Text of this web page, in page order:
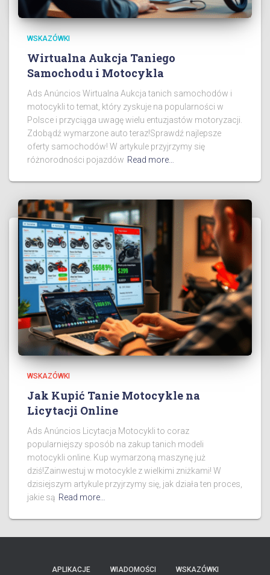
WSKAZÓWKI
Wirtualna Aukcja Taniego
Samochodu i Motocykla
Ads Anúncios Wirtualna Aukcja tanich samochodów i
motocykli to temat, który zyskuje na popularności w
Polsce i przyciąga uwagę wielu entuzjastów motoryzacji.
Zdobądź wymarzone auto teraz!Sprawdź najlepsze
oferty samochodów! W artykule przyjrzymy się
różnorodności pojazdów Read more…
WSKAZÓWKI
Jak Kupić Tanie Motocykle na
Licytacji Online
Ads Anúncios Licytacja Motocykli to coraz
popularniejszy sposób na zakup tanich modeli
motocykli online. Kup wymarzoną maszynę już
dziś!Zainwestuj w motocykle z wielkimi zniżkami! W
dzisiejszym artykule przyjrzymy się, jak działa ten proces,
jakie są Read more…
APLIKACJE WIADOMOŚCI WSKAZÓWKI